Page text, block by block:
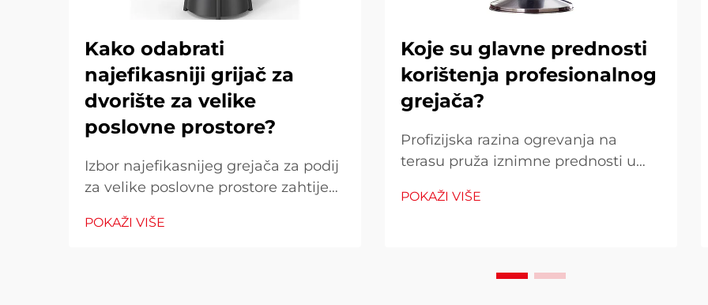
Kako odabrati
najefikasniji grijač za
dvorište za velike
poslovne prostore?
Izbor najefikasnijeg grejača za podij
za velike poslovne prostore zahtijeva
koji izravno utječu na operativne
POKAŽI VIŠE
Koje su glavne prednosti
korištenja profesionalnog
grejača?
Profizijska razina ogrevanja na
terasu pruža iznimne prednosti u
razlikuju od alternativnih stambenih
POKAŽI VIŠE